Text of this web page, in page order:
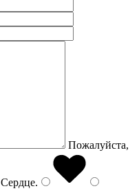
Пожалуйста,
Сердце.